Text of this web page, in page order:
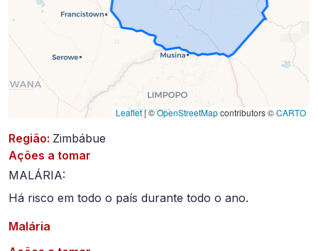
Leaflet|©OpenStreetMapcontributors ©CARTO
Região: Zimbábue
Ações a tomar
MALÁRIA:
Há risco em todo o país durante todo o ano.
Malária